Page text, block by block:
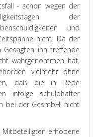
- schon wegen der
der
und
nicht. Da der
ihn treffende
wahrgenommen hat,
vielmehr ohne
daß die in Rede
infolge schuldhafter
bei der GesmbH. nicht
erhobene